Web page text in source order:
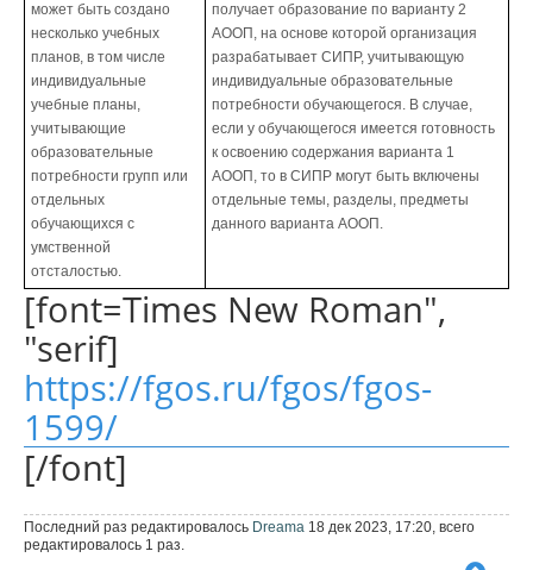
может быть создано
несколько учебных
планов, в том числе
индивидуальные
учебные планы,
учитывающие
образовательные
потребности групп или
отдельных
обучающихся с
умственной
отсталостью.
получает образование по варианту 2
АООП, на основе которой организация
разрабатывает СИПР, учитывающую
индивидуальные образовательные
потребности обучающегося. В случае,
если у обучающегося имеется готовность
к освоению содержания варианта 1
АООП, то в СИПР могут быть включены
отдельные темы, разделы, предметы
данного варианта АООП.
[font=Times New Roman",
"serif]
https://fgos.ru/fgos/fgos-
1599/
[/font]
Последний раз редактировалось Dreama 18 дек 2023, 17:20, всего
редактировалось 1 раз.